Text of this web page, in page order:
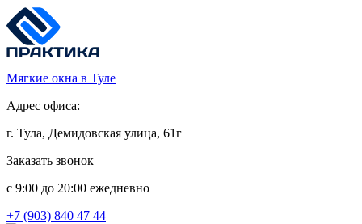
Мягкие окна в Туле
Адрес офиса:
г. Тула, Демидовская улица, 61г
Заказать звонок
c 9:00 до 20:00 ежедневно
+7 (903) 840 47 44